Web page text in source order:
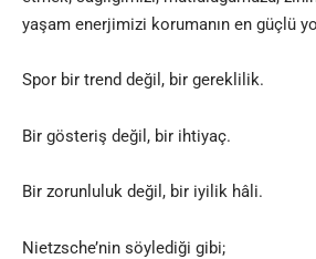
yaşam enerjimizi korumanın en güçlü
Spor bir trend değil, bir gereklilik.
Bir gösteriş değil, bir ihtiyaç.
Bir zorunluluk değil, bir iyilik hâli.
Nietzsche’nin söylediği gibi;